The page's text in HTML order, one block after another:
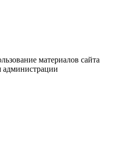
материалов сайта
администрации